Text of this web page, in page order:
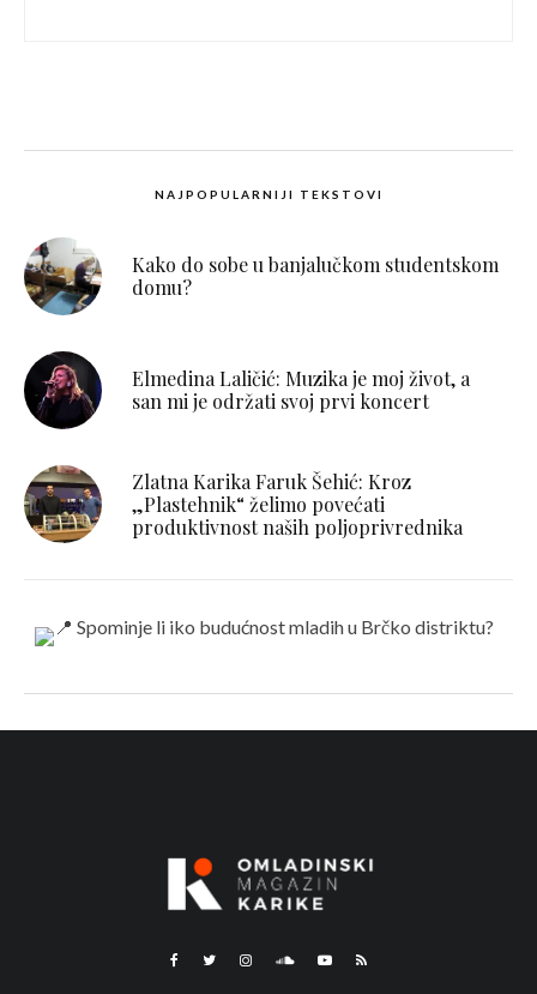
NAJPOPULARNIJI TEKSTOVI
Kako do sobe u banjalučkom studentskom
domu?
Elmedina Laličić: Muzika je moj život, a
san mi je održati svoj prvi koncert
Zlatna Karika Faruk Šehić: Kroz
„Plastehnik“ želimo povećati
produktivnost naših poljoprivrednika